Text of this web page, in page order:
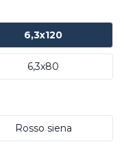
6,3x120
6,3x80
Rosso siena